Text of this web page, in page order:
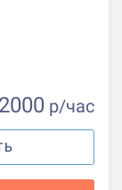
2000 р/час